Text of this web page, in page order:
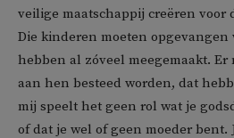
veilige maatschappij creëren voor
Die kinderen moeten opgevangen
hebben al zóveel meegemaakt.
aan hen besteed worden, dat
mij speelt het geen rol wat je
of dat je wel of geen moeder bent.